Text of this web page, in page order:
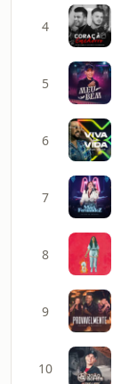
4
5
6
7
8
9
10